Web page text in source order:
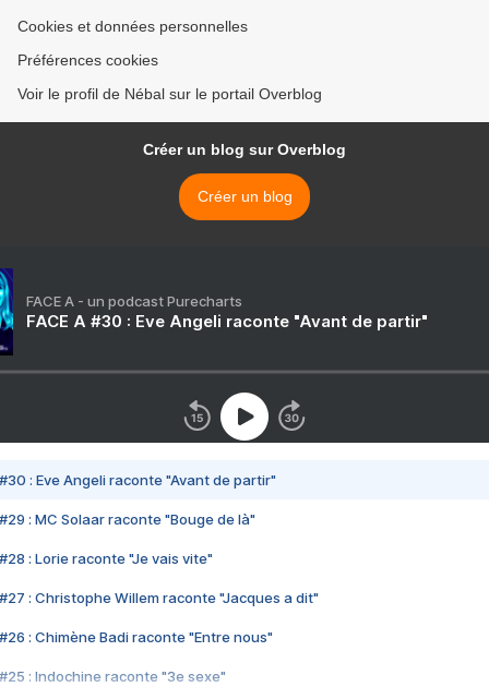
Cookies et données personnelles
Préférences cookies
Voir le profil de Nébal sur le portail Overblog
Créer un blog sur Overblog
Créer un blog
FACE A - un podcast Purecharts
FACE A #30 : Eve Angeli raconte "Avant de partir"
#30 : Eve Angeli raconte "Avant de partir"
#29 : MC Solaar raconte "Bouge de là"
#28 : Lorie raconte "Je vais vite"
#27 : Christophe Willem raconte "Jacques a dit"
#26 : Chimène Badi raconte "Entre nous"
#25 : Indochine raconte "3e sexe"